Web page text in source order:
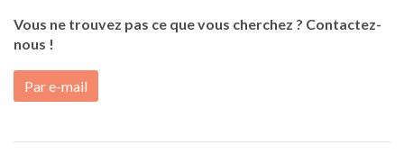
Vous ne trouvez pas ce que vous cherchez ? Contactez-
nous !
Par e-mail